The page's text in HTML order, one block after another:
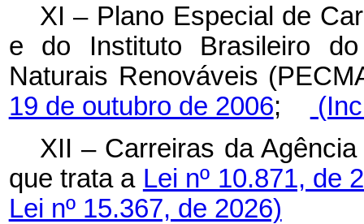
XI – Plano Especial de
e do Instituto Brasileiro
Naturais Renováveis
19 de outubro de 2006;
XII – Carreiras da
que trata a Lei nº 10.871, de
Lei nº 15.367, de 2026)